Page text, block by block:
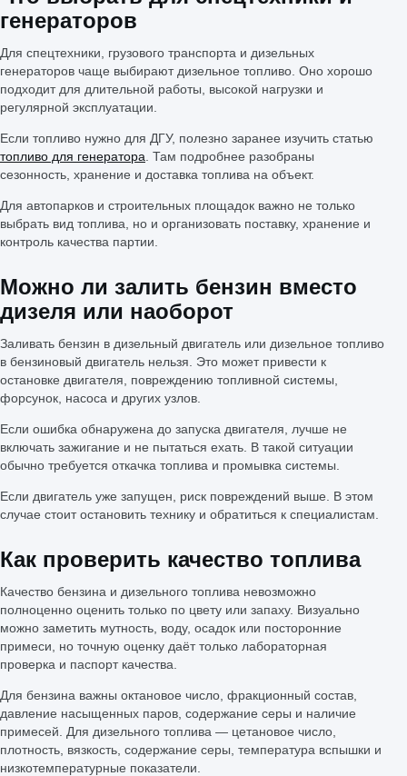
генераторов
Для спецтехники, грузового транспорта и дизельных
генераторов чаще выбирают дизельное топливо. Оно хорошо
подходит для длительной работы, высокой нагрузки и
регулярной эксплуатации.
Если топливо нужно для ДГУ, полезно заранее изучить статью
топливо для генератора . Там подробнее разобраны
сезонность, хранение и доставка топлива на объект.
Для автопарков и строительных площадок важно не только
выбрать вид топлива, но и организовать поставку, хранение и
контроль качества партии.
Можно ли залить бензин вместо
дизеля или наоборот
Заливать бензин в дизельный двигатель или дизельное топливо
в бензиновый двигатель нельзя. Это может привести к
остановке двигателя, повреждению топливной системы,
форсунок, насоса и других узлов.
Если ошибка обнаружена до запуска двигателя, лучше не
включать зажигание и не пытаться ехать. В такой ситуации
обычно требуется откачка топлива и промывка системы.
Если двигатель уже запущен, риск повреждений выше. В этом
случае стоит остановить технику и обратиться к специалистам.
Как проверить качество топлива
Качество бензина и дизельного топлива невозможно
полноценно оценить только по цвету или запаху. Визуально
можно заметить мутность, воду, осадок или посторонние
примеси, но точную оценку даёт только лабораторная
проверка и паспорт качества.
Для бензина важны октановое число, фракционный состав,
давление насыщенных паров, содержание серы и наличие
примесей. Для дизельного топлива — цетановое число,
плотность, вязкость, содержание серы, температура вспышки и
низкотемпературные показатели.